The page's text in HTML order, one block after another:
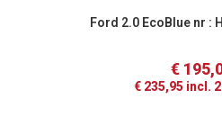
Ford 2.0 EcoBlue nr :
€
€ 235,95 incl.